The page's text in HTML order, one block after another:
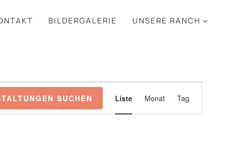
BILDERGALERIE UNSERE RANCH
SUCHEN Liste Monat Tag